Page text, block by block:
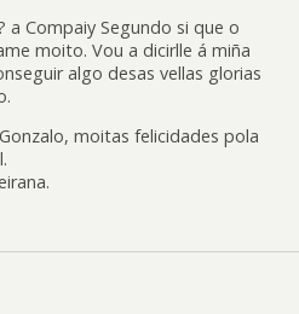
a Compaiy Segundo si que o
moito. Vou a dicirlle á miña
algo desas vellas glorias
moitas felicidades pola